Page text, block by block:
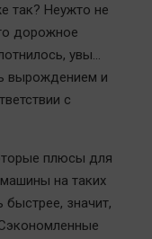
так? Неужто не
дорожное
увы...
вырождением и
с
плюсы для
на таких
значит,